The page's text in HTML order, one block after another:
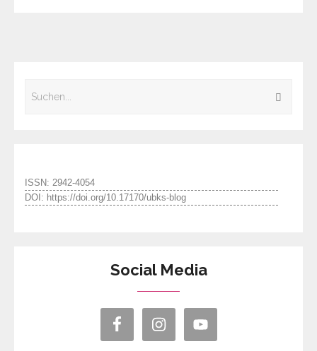
ISSN: 2942-4054
DOI: https://doi.org/10.17170/ubks-blog
Social Media